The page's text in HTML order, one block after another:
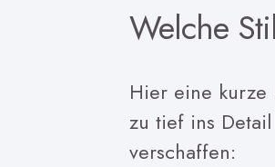
Welche
Hier eine
zu tief ins
verschaffen: